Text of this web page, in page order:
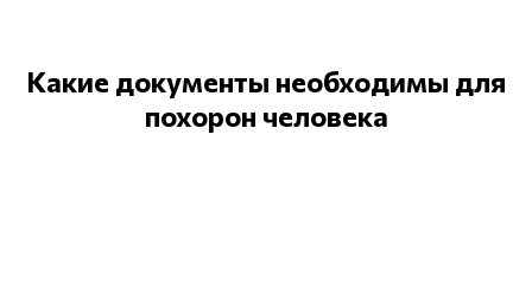
Какие документы необходимы для
похорон человека